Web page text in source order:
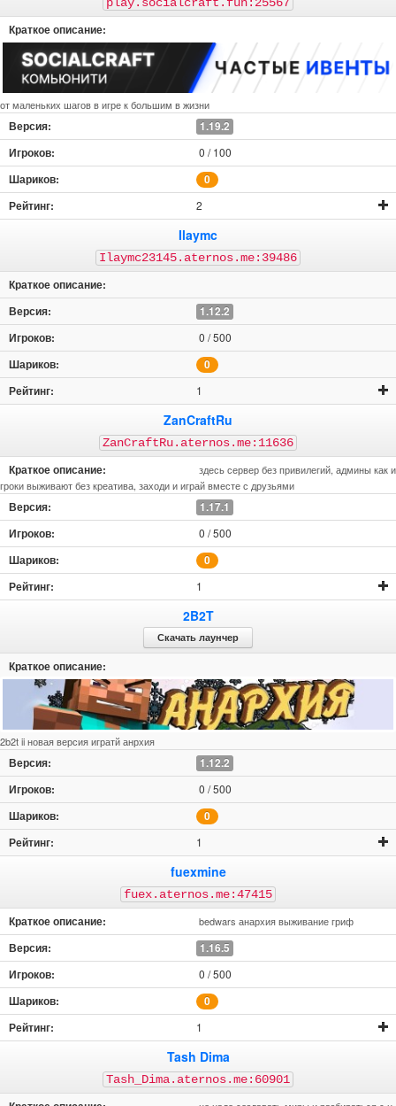
play.socialcraft.fun:25567
от маленьких шагов в игре к большим в жизни
1.19.2
0 / 100
0
2
Ilaymc
Ilaymc23145.aternos.me:39486
1.12.2
0 / 500
0
1
ZanCraftRu
ZanCraftRu.aternos.me:11636
здесь сервер без привилегий, админы как и
гроки выживают без креатива, заходи и играй вместе с друзьями
1.17.1
0 / 500
0
1
2B2T
Скачать лаунчер
2b2t ii новая версия игратй анрхия
1.12.2
0 / 500
0
1
fuexmine
fuex.aternos.me:47415
bedwars анархия выживание гриф
1.16.5
0 / 500
0
1
Tash Dima
Tash_Dima.aternos.me:60901